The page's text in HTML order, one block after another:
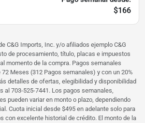
$166
C&G Imports, Inc. y/o afiliados ejemplo C&G
de procesamiento, título, placas e impuestos
momento de la compra. Pagos semanales
72 Meses (312 Pagos semanales) y con un 20%
detalles de ofertas, elegibilidad y disponibilidad
al 703-525-7441. Los pagos semanales,
pueden variar en monto o plazo, dependiendo
Cuota inicial desde $495 en adelante solo para
con excelente historial de crédito. El monto de la